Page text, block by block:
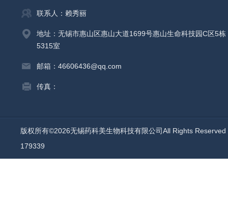
联系人：赖秀丽
地址：无锡市惠山区惠山大道1699号惠山生命科技园C区5栋
5315室
邮箱：46606436@qq.com
传真：
版权所有©2026无锡药科美生物科技有限公司All Rights
179339